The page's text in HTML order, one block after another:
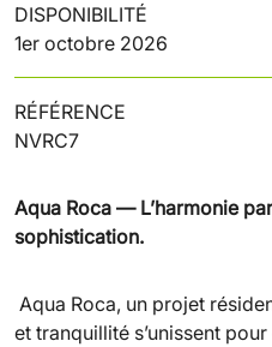
DISPONIBILITÉ
1er octobre 2026
RÉFÉRENCE
NVRC7
Aqua Roca — L’harmonie
sophistication.
Aqua Roca, un projet
et tranquillité s’unissent